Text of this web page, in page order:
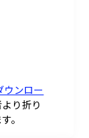
ウンロー
り折り
。